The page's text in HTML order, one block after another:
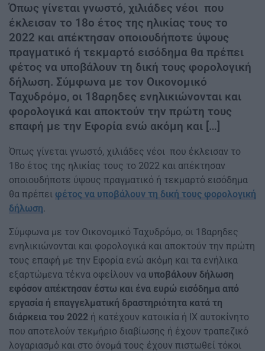
Όπως γίνεται γνωστό, χιλιάδες νέοι που
έκλεισαν το 18ο έτος της ηλικίας τους το
2022 και απέκτησαν οποιουδήποτε ύψους
πραγματικό ή τεκμαρτό εισόδημα θα πρέπει
φέτος να υποβάλουν τη δική τους φορολογική
δήλωση. Σύμφωνα με τον Οικονομικό
Ταχυδρόμο, οι 18αρηδες ενηλικιώνονται και
φορολογικά και αποκτούν την πρώτη τους
επαφή με την Εφορία ενώ ακόμη και […]
Όπως γίνεται γνωστό, χιλιάδες νέοι που έκλεισαν το
18ο έτος της ηλικίας τους το 2022 και απέκτησαν
οποιουδήποτε ύψους πραγματικό ή τεκμαρτό εισόδημα
θα πρέπει φέτος να υποβάλουν τη δική τους φορολογική
δήλωση.
Σύμφωνα με τον Οικονομικό Ταχυδρόμο, οι 18αρηδες
ενηλικιώνονται και φορολογικά και αποκτούν την πρώτη
τους επαφή με την Εφορία ενώ ακόμη και τα ενήλικα
εξαρτώμενα τέκνα οφείλουν να υποβάλουν δήλωση
εφόσον απέκτησαν έστω και ένα ευρώ εισόδημα από
εργασία ή επαγγελματική δραστηριότητα κατά τη
διάρκεια του 2022 ή κατέχουν κατοικία ή ΙΧ αυτοκίνητο
που αποτελούν τεκμήριο διαβίωσης ή έχουν τραπεζικό
λογαριασμό και στο όνομά τους έχουν πιστωθεί τόκοι